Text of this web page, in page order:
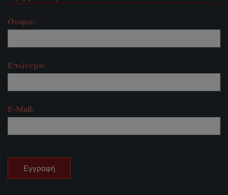
Όνομα:
Επώνυμο:
E-Mail: